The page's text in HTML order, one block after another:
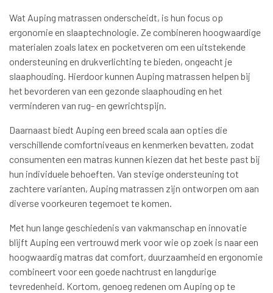
Wat Auping matrassen onderscheidt, is hun focus op
ergonomie en slaaptechnologie. Ze combineren hoogwaardige
materialen zoals latex en pocketveren om een uitstekende
ondersteuning en drukverlichting te bieden, ongeacht je
slaaphouding. Hierdoor kunnen Auping matrassen helpen bij
het bevorderen van een gezonde slaaphouding en het
verminderen van rug- en gewrichtspijn.
Daarnaast biedt Auping een breed scala aan opties die
verschillende comfortniveaus en kenmerken bevatten, zodat
consumenten een matras kunnen kiezen dat het beste past bij
hun individuele behoeften. Van stevige ondersteuning tot
zachtere varianten, Auping matrassen zijn ontworpen om aan
diverse voorkeuren tegemoet te komen.
Met hun lange geschiedenis van vakmanschap en innovatie
blijft Auping een vertrouwd merk voor wie op zoek is naar een
hoogwaardig matras dat comfort, duurzaamheid en ergonomie
combineert voor een goede nachtrust en langdurige
tevredenheid. Kortom, genoeg redenen om Auping op te